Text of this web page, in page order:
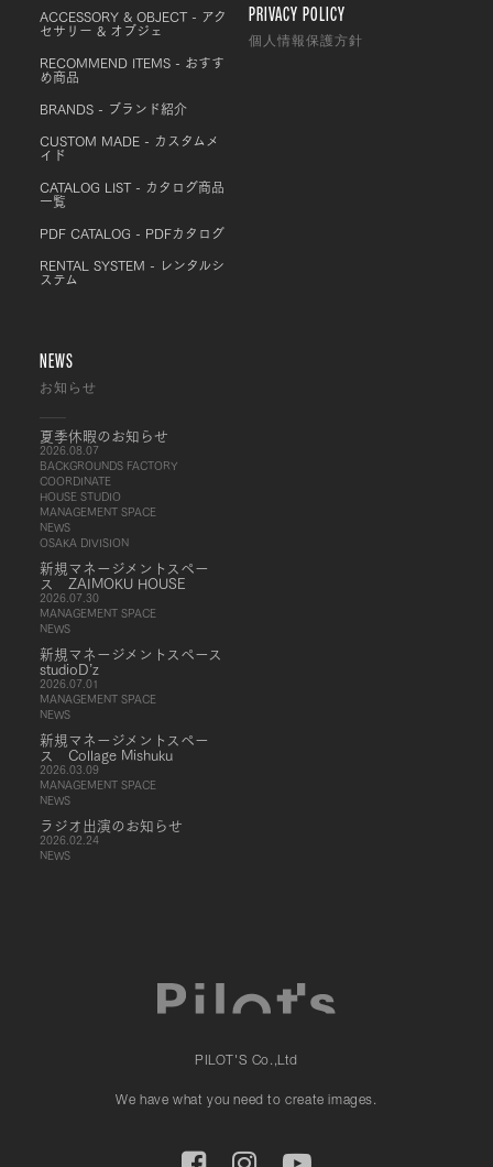
ACCESSORY & OBJECT - アク
セサリー & オブジェ
RECOMMEND ITEMS - おすす
め商品
BRANDS - ブランド紹介
CUSTOM MADE - カスタムメ
イド
CATALOG LIST - カタログ商品
一覧
PDF CATALOG - PDFカタログ
RENTAL SYSTEM - レンタルシ
ステム
PRIVACY POLICY
個人情報保護方針
NEWS
お知らせ
夏季休暇のお知らせ
2026.08.07
BACKGROUNDS FACTORY
COORDINATE
HOUSE STUDIO
MANAGEMENT SPACE
NEWS
OSAKA DIVISION
新規マネージメントスペー
ス ZAIMOKU HOUSE
2026.07.30
MANAGEMENT SPACE
NEWS
新規マネージメントスペース
studioD’z
2026.07.01
MANAGEMENT SPACE
NEWS
新規マネージメントスペー
ス Collage Mishuku
2026.03.09
MANAGEMENT SPACE
NEWS
ラジオ出演のお知らせ
2026.02.24
NEWS
PILOT'S Co.,Ltd
We have what you need to create images.